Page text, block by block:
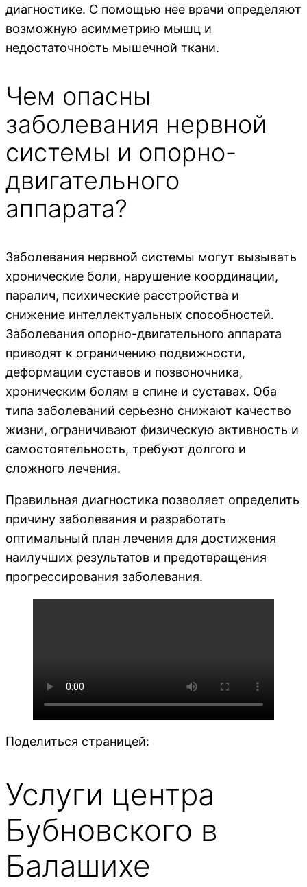
диагностике. С помощью нее врачи определяют
возможную асимметрию мышц и
недостаточность мышечной ткани.
Чем опасны
заболевания нервной
системы и опорно-
двигательного
аппарата?
Заболевания нервной системы могут вызывать
хронические боли, нарушение координации,
паралич, психические расстройства и
снижение интеллектуальных способностей.
Заболевания опорно-двигательного аппарата
приводят к ограничению подвижности,
деформации суставов и позвоночника,
хроническим болям в спине и суставах. Оба
типа заболеваний серьезно снижают качество
жизни, ограничивают физическую активность и
самостоятельность, требуют долгого и
сложного лечения.
Правильная диагностика позволяет определить
причину заболевания и разработать
оптимальный план лечения для достижения
наилучших результатов и предотвращения
прогрессирования заболевания.
Поделиться страницей:
Услуги центра
Бубновского в
Балашихе